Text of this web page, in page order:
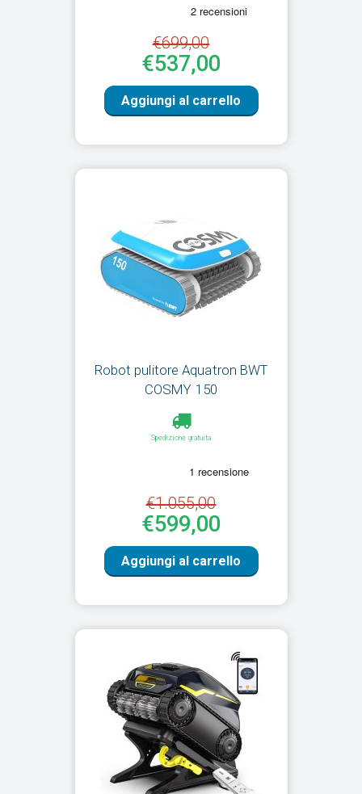
€699,00
€537,00
Aggiungi al carrello
Robot pulitore Aquatron BWT
COSMY 150
Spedizione gratuita
€1.055,00
€599,00
Aggiungi al carrello